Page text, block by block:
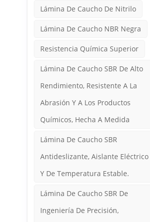
Lámina De Caucho De Nitrilo
Lámina De Caucho NBR Negra
Resistencia Química Superior
Lámina De Caucho SBR De Alto
Rendimiento, Resistente A La
Abrasión Y A Los Productos
Químicos, Hecha A Medida
Lámina De Caucho SBR
Antideslizante, Aislante Eléctrico
Y De Temperatura Estable.
Lámina De Caucho SBR De
Ingeniería De Precisión,